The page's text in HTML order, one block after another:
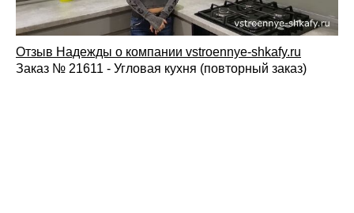
Отзыв Надежды о компании vstroennye-shkafy.ru
Заказ № 21611 - Угловая кухня (повторный заказ)